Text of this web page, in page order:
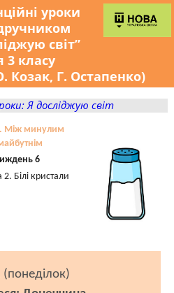
уроки
світ”
3 класу
Козак, Г. Остапенко)
Я досліджую світ
Між минулим
6
2. Білі кристали
(понеділок)